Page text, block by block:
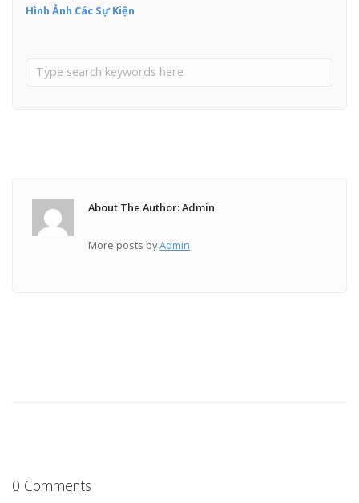
Hình Ảnh Các Sự Kiện
About The Author: Admin
More posts byAdmin
0 Comments